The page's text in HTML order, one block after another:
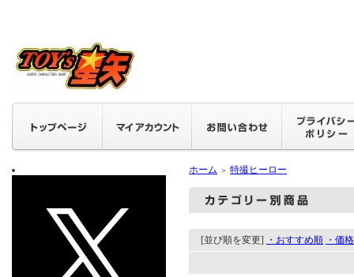
ホーム ＞ 特撮ヒーロー
[並び順を変更] ・おすすめ順 ・価